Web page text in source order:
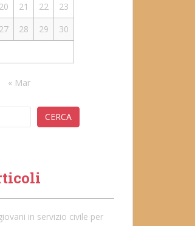
20 21 22
23
27 28 29
30
« Mar
CERCA
in servizio civile per